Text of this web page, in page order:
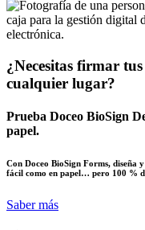
¿Necesitas firmar
cualquier lugar?
Prueba Doceo BioSign
papel.
Con Doceo BioSign Forms,
fácil como en papel… pero 100 %
Saber más